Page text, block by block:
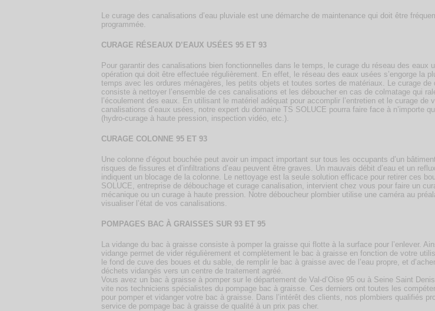
Le curage des canalisations d’eau pluviale est une démarche de maintenance qui doit être
programmée.
CURAGE RÉSEAUX D’EAUX USÉES 95 ET 93
Pour garantir des canalisations bien fonctionnelles dans le temps, le curage du réseau des eaux
opération qui doit être effectuée régulièrement. En effet, le réseau des eaux usées s’engorge la
temps avec les ordures ménagères, les petits objets et toutes sortes de matériaux. Le curage de
consiste à nettoyer l’ensemble de ces canalisations et les déboucher en cas de colmatage qui
l’écoulement des eaux. En utilisant le matériel adéquat pour accomplir l’entretien et le curage de
canalisations d’eaux usées, notre expert du domaine TS SOLUCE pourra faire face à n’importe
(hydro-curage à haute pression, inspection vidéo, etc.).
CURAGE COLONNE 95 ET 93
Une colonne d’égout bouchée peut avoir un impact important sur tous les occupants d’un
risques de fissures et d’infiltrations d’eau peuvent être graves. Un mauvais débit d’eau et un
indiquent un blocage de la colonne. Le nettoyage est la seule solution efficace pour retirer ces
SOLUCE, entreprise de débouchage et curage canalisation, intervient chez vous pour faire un
mécanique ou un curage à haute pression. Notre déboucheur plombier utilise une caméra au
visualiser l’état de vos canalisations.
POMPAGES BAC À GRAISSES SUR 93 ET 95
La vidange du bac à graisse consiste à pomper la graisse qui flotte à la surface pour l’enlever.
vidange permet de vider régulièrement et complètement le bac à graisse en fonction de votre
le fond de cuve des boues et du sable, de remplir le bac à graisse avec de l’eau propre, et
déchets vidangés vers un centre de traitement agréé.
Vous avez un bac à graisse à pomper sur le département de Val-d’Oise 95 ou à Seine Saint
vite nos techniciens spécialistes du pompage bac à graisse. Ces derniers ont toutes les
pour pomper et vidanger votre bac à graisse. Dans l’intérêt des clients, nos plombiers qualifiés
service de pompage bac à graisse de qualité à un prix pas cher.